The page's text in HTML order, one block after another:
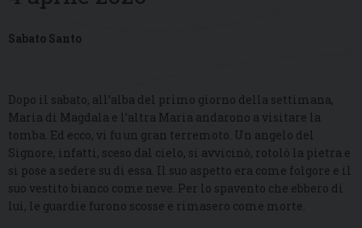
Sabato Santo
Dopo il sabato, all’alba del primo giorno della settimana,
Maria di Magdala e l’altra Maria andarono a visitare la
tomba. Ed ecco, vi fu un gran terremoto. Un angelo del
Signore, infatti, sceso dal cielo, si avvicinò, rotolò la pietra e
si pose a sedere su di essa. Il suo aspetto era come folgore e il
suo vestito bianco come neve. Per lo spavento che ebbero di
lui, le guardie furono scosse e rimasero come morte.